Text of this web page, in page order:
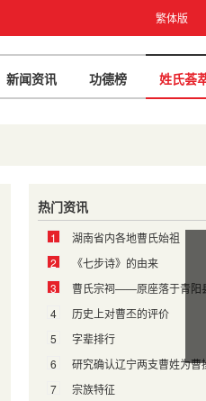
繁体版
新闻资讯 功德榜 姓氏荟
热门资讯
1
湖南省内各地曹氏始祖
2
《七步诗》的由来
3
曹氏宗祠——原座落于青阳
4
历史上对曹丕的评价
5
字辈排行
6
研究确认辽宁两支曹姓为曹
7
宗族特征